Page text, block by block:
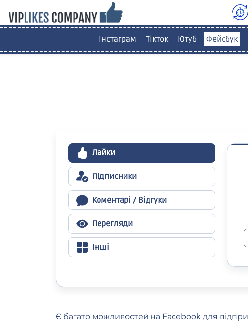
Інстаграм Тікток Ютуб Фейсбук
Лайки
Підписники
Коментарі / Відгуки
Перегляди
Інші
Є багато можливостей на Facebook для